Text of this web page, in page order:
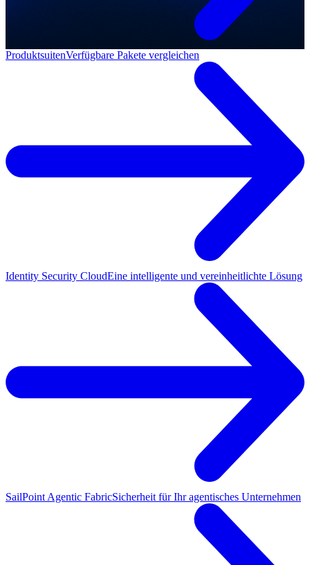
ProduktsuitenVerfügbare Pakete vergleichen
Identity Security CloudEine intelligente und vereinheitlichte Lösung
SailPoint Agentic FabricSicherheit für Ihr agentisches Unternehmen